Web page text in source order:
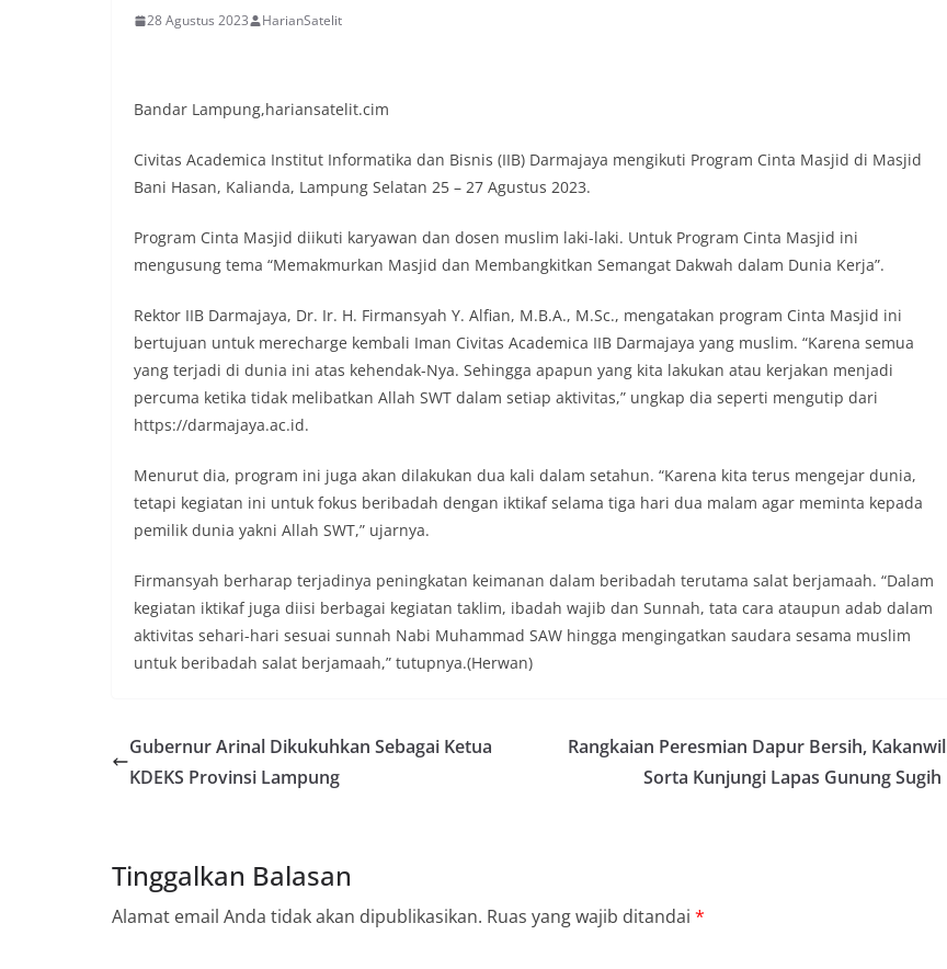
28 Agustus 2023 HarianSatelit
Bandar Lampung,hariansatelit.cim
Civitas Academica Institut Informatika dan Bisnis (IIB) Darmajaya mengikuti Program Cinta Masjid di Masjid
Bani Hasan, Kalianda, Lampung Selatan 25 – 27 Agustus 2023.
Program Cinta Masjid diikuti karyawan dan dosen muslim laki-laki. Untuk Program Cinta Masjid ini
mengusung tema “Memakmurkan Masjid dan Membangkitkan Semangat Dakwah dalam Dunia Kerja”.
Rektor IIB Darmajaya, Dr. Ir. H. Firmansyah Y. Alfian, M.B.A., M.Sc., mengatakan program Cinta Masjid ini
bertujuan untuk merecharge kembali Iman Civitas Academica IIB Darmajaya yang muslim. “Karena semua
yang terjadi di dunia ini atas kehendak-Nya. Sehingga apapun yang kita lakukan atau kerjakan menjadi
percuma ketika tidak melibatkan Allah SWT dalam setiap aktivitas,” ungkap dia seperti mengutip dari
https://darmajaya.ac.id.
Menurut dia, program ini juga akan dilakukan dua kali dalam setahun. “Karena kita terus mengejar dunia,
tetapi kegiatan ini untuk fokus beribadah dengan iktikaf selama tiga hari dua malam agar meminta kepada
pemilik dunia yakni Allah SWT,” ujarnya.
Firmansyah berharap terjadinya peningkatan keimanan dalam beribadah terutama salat berjamaah. “Dalam
kegiatan iktikaf juga diisi berbagai kegiatan taklim, ibadah wajib dan Sunnah, tata cara ataupun adab dalam
aktivitas sehari-hari sesuai sunnah Nabi Muhammad SAW hingga mengingatkan saudara sesama muslim
untuk beribadah salat berjamaah,” tutupnya.(Herwan)
Gubernur Arinal Dikukuhkan Sebagai Ketua
KDEKS Provinsi Lampung
Rangkaian Peresmian Dapur Bersih, Kakanwil
Sorta Kunjungi Lapas Gunung Sugih
Tinggalkan Balasan
Alamat email Anda tidak akan dipublikasikan. Ruas yang wajib ditandai *